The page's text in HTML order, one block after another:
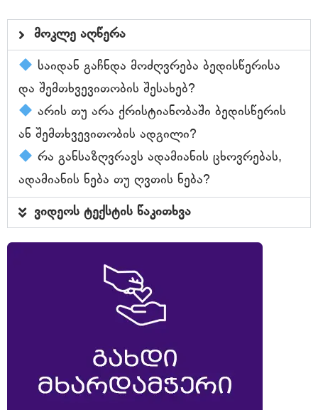
მოკლე აღწერა
საიდან გაჩნდა მოძღვრება ბედისწერისა
და შემთხვევითობის შესახებ?
არის თუ არა ქრისტიანობაში ბედისწერის
ან შემთხვევითობის ადგილი?
რა განსაზღვრავს ადამიანის ცხოვრებას,
ადამიანის ნება თუ ღვთის ნება?
ვიდეოს ტექსტის წაკითხვა